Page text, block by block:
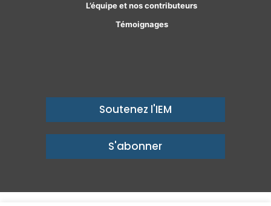
L’équipe et nos contributeurs
Témoignages
Soutenez l'IEM
S'abonner